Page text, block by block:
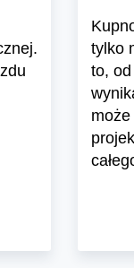
tylko
to,